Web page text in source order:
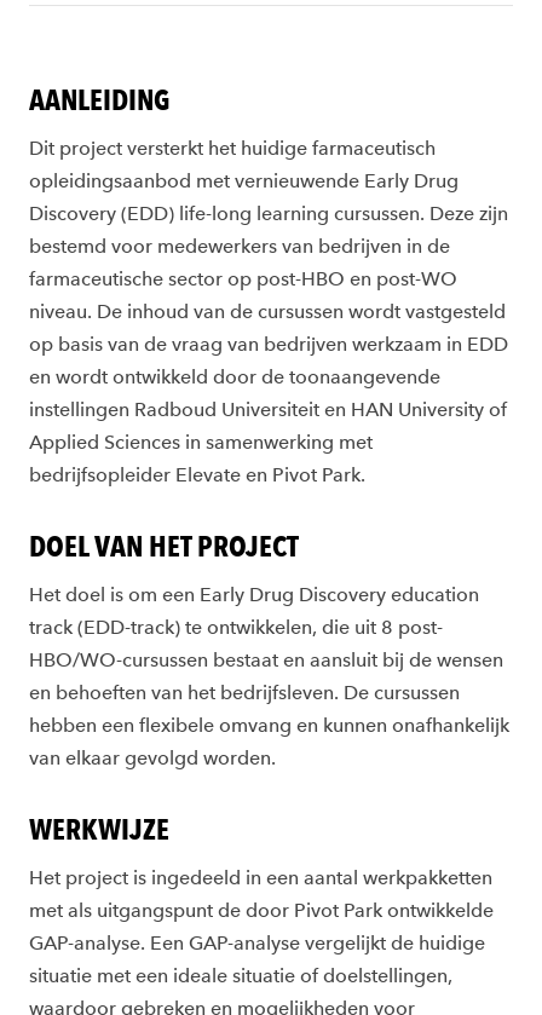
AANLEIDING
Dit project versterkt het huidige farmaceutisch
opleidingsaanbod met vernieuwende Early Drug
Discovery (EDD) life-long learning cursussen. Deze zijn
bestemd voor medewerkers van bedrijven in de
farmaceutische sector op post-HBO en post-WO
niveau. De inhoud van de cursussen wordt vastgesteld
op basis van de vraag van bedrijven werkzaam in EDD
en wordt ontwikkeld door de toonaangevende
instellingen Radboud Universiteit en HAN University of
Applied Sciences in samenwerking met
bedrijfsopleider Elevate en Pivot Park.
DOEL VAN HET PROJECT
Het doel is om een Early Drug Discovery education
track (EDD-track) te ontwikkelen, die uit 8 post-
HBO/WO-cursussen bestaat en aansluit bij de wensen
en behoeften van het bedrijfsleven. De cursussen
hebben een flexibele omvang en kunnen onafhankelijk
van elkaar gevolgd worden.
WERKWIJZE
Het project is ingedeeld in een aantal werkpakketten
met als uitgangspunt de door Pivot Park ontwikkelde
GAP-analyse. Een GAP-analyse vergelijkt de huidige
situatie met een ideale situatie of doelstellingen,
waardoor gebreken en mogelijkheden voor